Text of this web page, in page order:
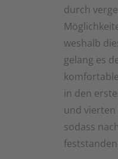
durch
weshalb
gelang es
in den
und vierten
sodass